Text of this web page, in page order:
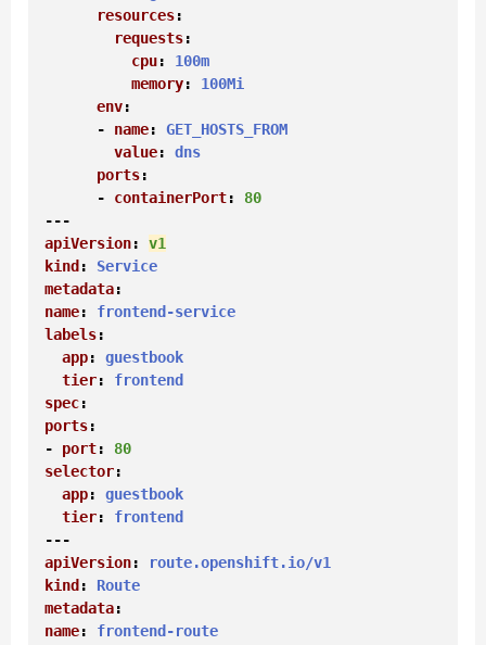
resources:
requests:
cpu: 100m
memory: 100Mi
env:
      -
name: GET_HOSTS_FROM
value: dns
ports:
      -
containerPort: 80
apiVersion: v1
kind : Service
metadata
name: frontend-service
labels:
app: guestbook
tier: frontend
spec
ports:
- port: 80
selector:
app: guestbook
tier: frontend
apiVersion:
route.openshift.io/v1
kind : Route
metadata
name: frontend-route